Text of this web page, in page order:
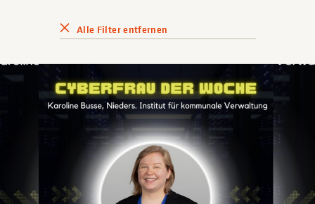
Alle Filter entfernen